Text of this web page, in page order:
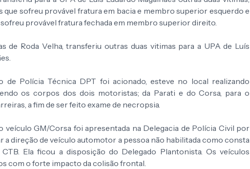
que sofreu provável fratura em bacia e membro superior esquerdo e
sofreu provável fratura fechada em membro superior direito.
de Roda Velha, transferiu outras duas vitimas para a UPA de Luís
de Polícia Técnica DPT foi acionado, esteve no local realizando
os corpos dos dois motoristas; da Parati e do Corsa, para o
a fim de ser feito exame de necropsia.
veículo GM/Corsa foi apresentada na Delegacia de Polícia Civil por
direção de veículo automotor a pessoa não habilitada como consta
Ela ficou a disposição do Delegado Plantonista. Os veículos
com o forte impacto da colisão frontal.